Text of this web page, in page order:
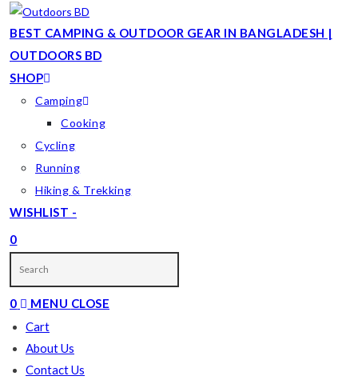
Skip
content
BEST CAMPING & OUTDOOR GEAR IN BANGLADESH |
OUTDOORS BD
SHOP
Camping
Cooking
Cycling
Running
Hiking & Trekking
WISHLIST -
0
WEBSITE
SEARCH
0 MENU CLOSE
Cart
About Us
Contact Us